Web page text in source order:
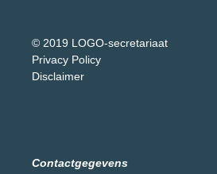
© 2019 LOGO-secretariaat
Privacy Policy
Disclaimer
Contactgegevens